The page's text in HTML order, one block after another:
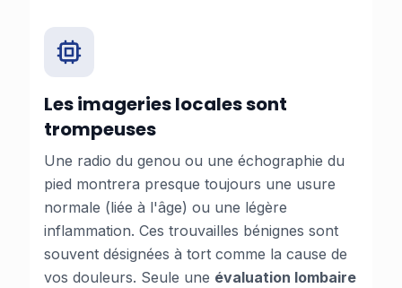
Les imageries locales sont
trompeuses
Une radio du genou ou une échographie du
pied montrera presque toujours une usure
normale (liée à l'âge) ou une légère
inflammation. Ces trouvailles bénignes sont
souvent désignées à tort comme la cause de
vos douleurs. Seule une évaluation lombaire